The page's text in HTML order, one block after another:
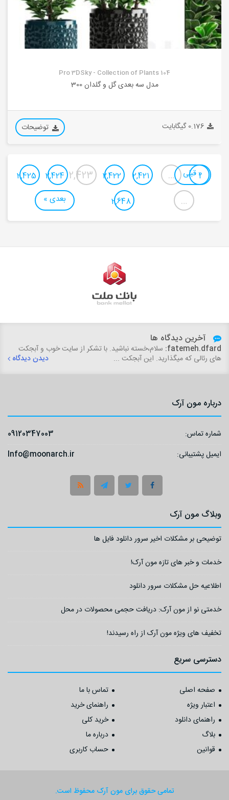
Pro 3DSky - Collection of Plants 104
مدل سه بعدی گل و گلدان 300
0.176 گیگابایت توضیحات
« قبلی
1
…
2,421
2,422
2,423
2,424
2,425
…
2,648 بعدی »
آخرین دیدگاه ها
fatemeh.dfard: سلام،خسته نباشید. با تشکر از سایت خوب و آبجکت
های رئالی که میگذارید. این آبجکت ... دیدن دیدگاه
درباره مون آرک
شماره تماس:
09120347003
ایمیل پشتیبانی:
Info@moonarch.ir
وبلاگ مون آرک
توضیحی بر مشکلات اخیر سرور دانلود فایل ها
خدمات و خبر های تازه مون آرک!
اطلاعیه حل مشکلات سرور دانلود
خدمتی نو از مون آرک: دریافت حجمی محصولات در محل
تخفیف های ویژه مون آرک از راه رسیدند!
دسترسی سریع
صفحه اصلی
تماس با ما
اعتبار ویژه
راهنمای خرید
راهنمای دانلود
خرید کلی
بلاگ
درباره ما
قوانین
حساب کاربری
تمامی حقوق برای مون آرک محفوظ است.